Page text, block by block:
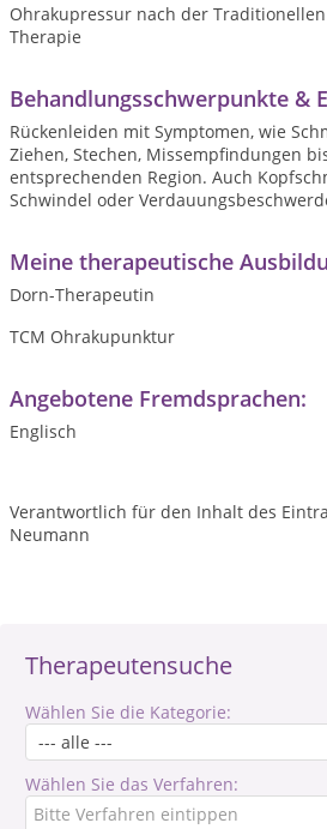
Therapeutensuche
Wählen Sie die Kategorie:
Wählen Sie das Verfahren:
Ohrakupressur nach der
Therapie
Behandlungsschwerpunkte &
Rückenleiden mit Symptomen, wie
Ziehen, Stechen, Missempfindungen
entsprechenden Region. Auch
Schwindel oder
Meine therapeutische
Dorn-Therapeutin
TCM Ohrakupunktur
Angebotene Fremdsprachen:
Englisch
Verantwortlich für den Inhalt des
Neumann